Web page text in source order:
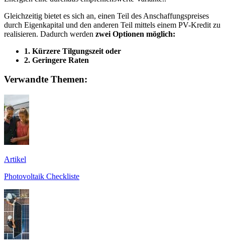
Gleichzeitig bietet es sich an, einen Teil des Anschaffungspreises
durch Eigenkapital und den anderen Teil mittels einem PV-Kredit zu
realisieren. Dadurch werden zwei Optionen möglich:
1. Kürzere Tilgungszeit oder
2. Geringere Raten
Verwandte Themen:
Artikel
Photovoltaik Checkliste